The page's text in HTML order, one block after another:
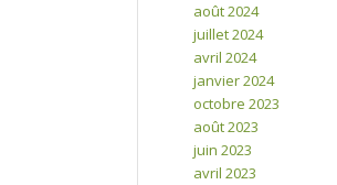
août 2024
juillet 2024
avril 2024
janvier 2024
octobre 2023
août 2023
juin 2023
avril 2023